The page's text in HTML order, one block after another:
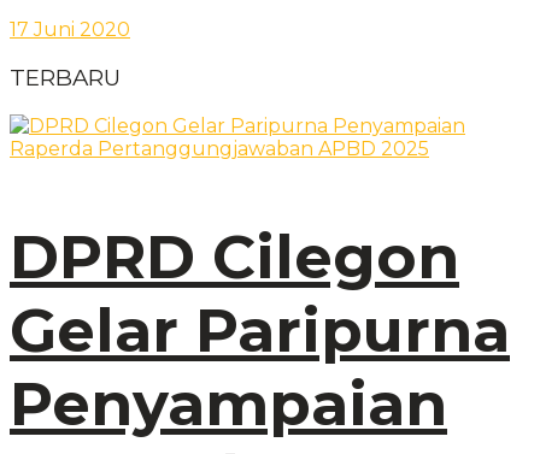
17 Juni 2020
TERBARU
DPRD Cilegon
Gelar Paripurna
Penyampaian